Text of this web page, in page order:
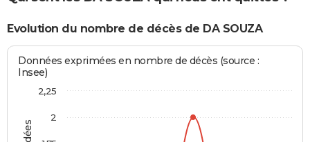
Evolution du nombre de décès de DA SOUZA
Données exprimées en nombre de décès (source :
Insee)
2
2,25